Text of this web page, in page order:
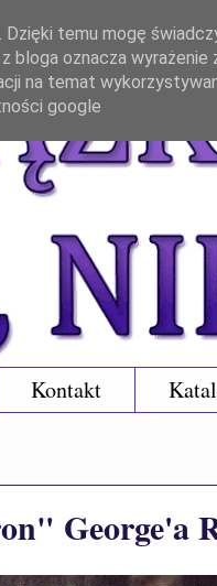
Kontakt
George'a
temu mogę
bloga oznacza wyrażenie
na temat
google